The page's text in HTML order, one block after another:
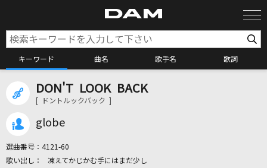
キーワード 曲名 歌手名 歌詞
カラオケ検索
DON'T LOOK BACK
[ ドントルックバック ]
globe
選曲番号： 4121-60
凍えてかじかむ手にはまだ少し